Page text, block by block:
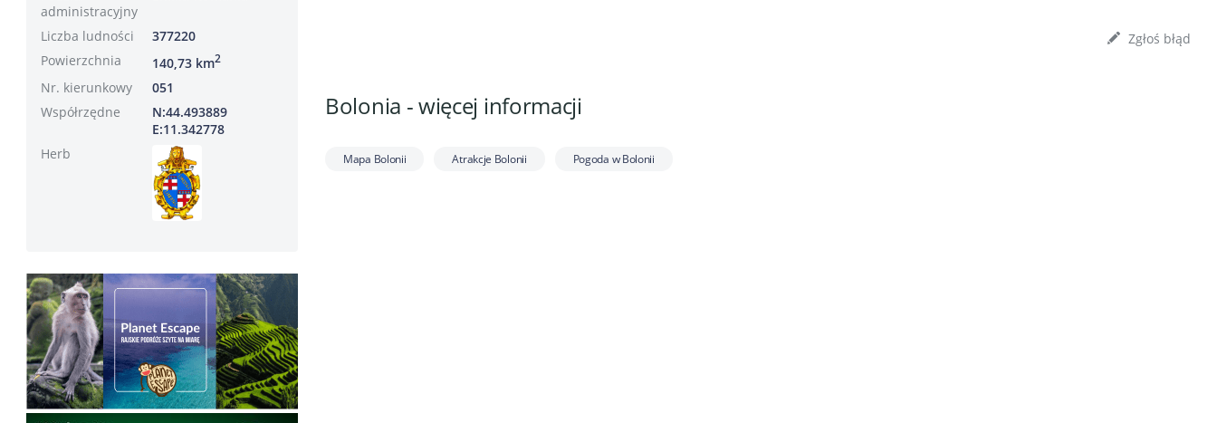
administracyjny
Liczba ludności
377220
Powierzchnia
140,73 km2
Nr. kierunkowy
051
Współrzędne
N:44.493889
E:11.342778
Herb
Zgłoś błąd
Bolonia - więcej informacji
Mapa Bolonii Atrakcje Bolonii Pogoda w Bolonii